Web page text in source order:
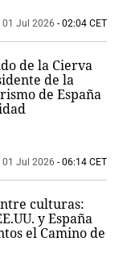
01 Jul 2026 - 02:04 CET
de la Cierva
de la
de España
01 Jul 2026 - 06:14 CET
culturas:
y España
el Camino de